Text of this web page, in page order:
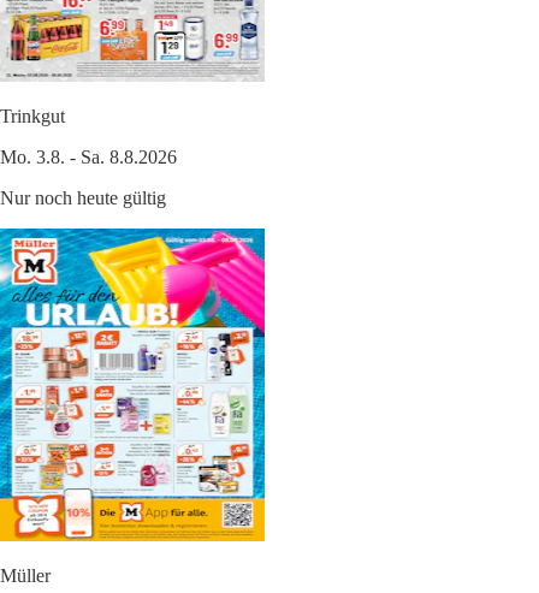
Trinkgut
Mo. 3.8. - Sa. 8.8.2026
Nur noch heute gültig
Müller